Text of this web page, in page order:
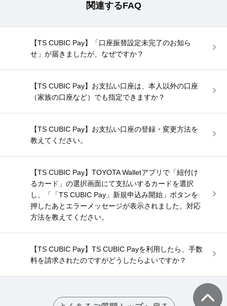
関連するFAQ
【TS CUBIC Pay】「口座振替設定未完了のお知ら
せ」が届きましたが、なぜですか？
【TS CUBIC Pay】お支払い口座は、本人以外の口座
（家族の口座など）でも指定できますか？
【TS CUBIC Pay】お支払い口座の登録・変更方法を
教えてください。
【TS CUBIC Pay】TOYOTA Walletアプリで「紐付け
るカード」の選択画面にて支払いするカードを選択
し、「「TS CUBIC Pay」新規申込み開始」ボタンを
押したあとエラーメッセージが表示されました。対応
方法を教えてください。
【TS CUBIC Pay】TS CUBIC Payを利用したら、手数
料を請求されたのですがどうしたらよいですか？